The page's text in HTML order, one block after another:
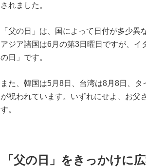
されました。
「父の日」は、国によって日付が多少
アジア諸国は6月の第3日曜日ですが、
の日」です。
また、韓国は5月8日、台湾は8月8日、
が祝われています。いずれにせよ、お父
す。
「父の日」をきっかけに